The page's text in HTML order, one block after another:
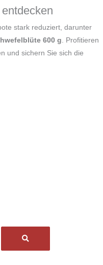
stark reduziert, darunter
600 g. Profitieren
und sichern Sie sich die